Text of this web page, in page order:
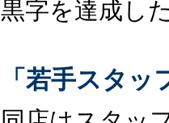
黒字を達成した
「若手スタ